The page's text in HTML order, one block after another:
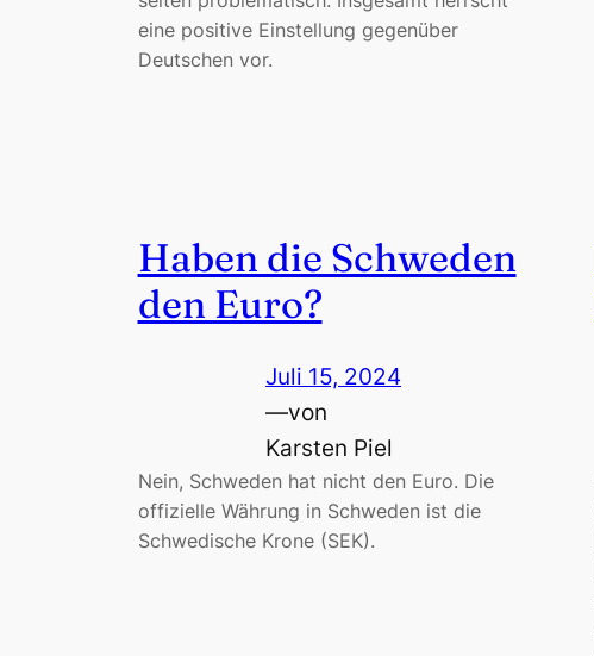
eine positive Einstellung gegenüber
Deutschen vor.
Haben die Schweden
den Euro?
Juli 15, 2024
—von
Karsten Piel
Nein, Schweden hat nicht den Euro. Die
offizielle Währung in Schweden ist die
Schwedische Krone (SEK).